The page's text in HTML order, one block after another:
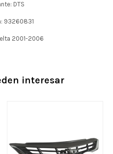
DTS
93260831
2001-2006
interesar